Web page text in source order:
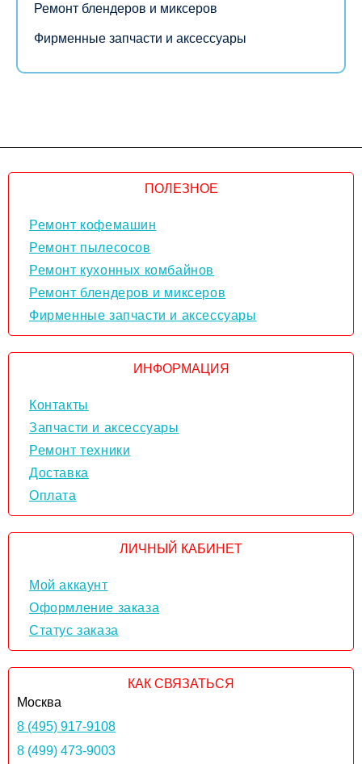
Ремонт блендеров и миксеров
Фирменные запчасти и аксессуары
ПОЛЕЗНОЕ
Ремонт кофемашин
Ремонт пылесосов
Ремонт кухонных комбайнов
Ремонт блендеров и миксеров
Фирменные запчасти и аксессуары
ИНФОРМАЦИЯ
Контакты
Запчасти и аксессуары
Ремонт техники
Доставка
Оплата
ЛИЧНЫЙ КАБИНЕТ
Мой аккаунт
Оформление заказа
Статус заказа
КАК СВЯЗАТЬСЯ
Москва
8 (495) 917-9108
8 (499) 473-9003